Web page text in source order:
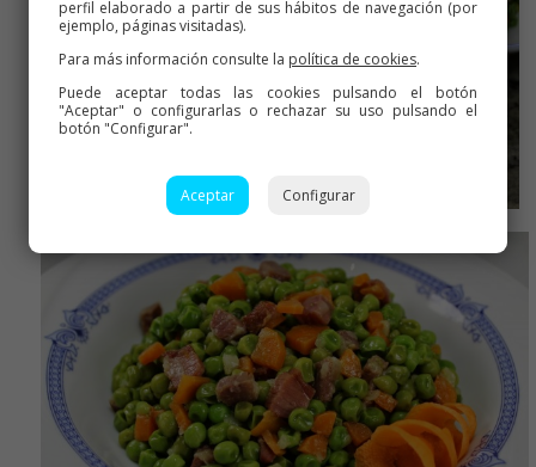
Yo siempre congelo en tupper
perfil elaborado a partir de sus hábitos de navegación (por
ejemplo, páginas visitadas).
Para más información consulte la política de cookies.
Puede aceptar todas las cookies pulsando el botón
"Aceptar" o configurarlas o rechazar su uso pulsando el
botón "Configurar".
Aceptar Configurar